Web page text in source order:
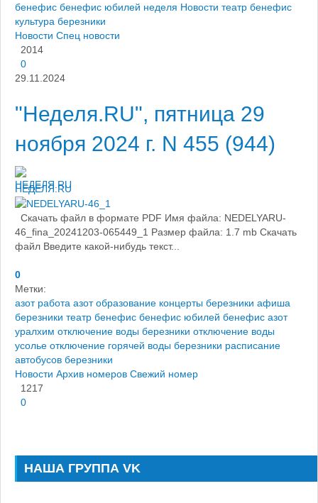
бенефис бенефис юбилей неделя Новости театр бенефис
культура березники
Новости Спец новости
2014
0
29.11.2024
"Неделя.RU", пятница 29
ноября 2024 г. N 455 (944)
НЕДЕЛЯ.RU
Скачать файл в формате PDF Имя файла: NEDELYARU-
46_fina_20241203-065449_1 Размер файла: 1.7 mb Скачать
файл Введите какой-нибудь текст...
0
Метки:
азот работа азот образование концерты березники афиша
березники театр бенефис бенефис юбилей бенефис азот
уралхим отключение воды березники отключение воды
усолье отключение горячей воды березники расписание
автобусов березники
Новости Архив номеров Свежий номер
1217
0
НАША ГРУППА VK